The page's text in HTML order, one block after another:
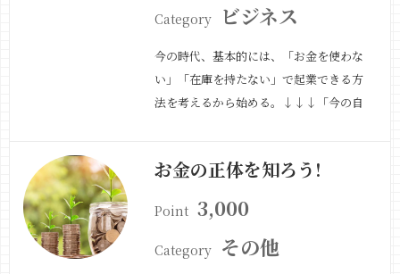
Category ビジネス
今の時代、基本的には、「お金を使わな
い」「在庫を持たない」で起業できる方
法を考えるから始める。↓↓↓「今の自
づくり）↓↓↓「誰に向けた商品なの
まと接点をもつか？を考える（いわゆる
集客）↓↓↓あ…続きを見る »
お金の正体を知ろう!
Point 3,000
Category その他